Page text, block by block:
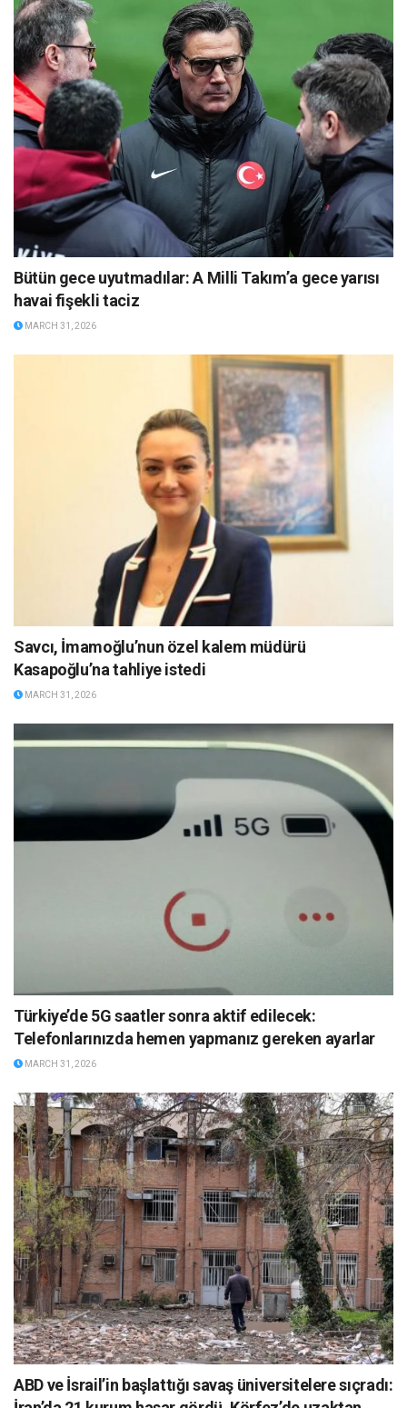
Bütün gece uyutmadılar: A Milli Takım’a gece yarısı
havai fişekli taciz
MARCH 31, 2026
Savcı, İmamoğlu’nun özel kalem müdürü
Kasapoğlu’na tahliye istedi
MARCH 31, 2026
Türkiye’de 5G saatler sonra aktif edilecek:
Telefonlarınızda hemen yapmanız gereken ayarlar
MARCH 31, 2026
ABD ve İsrail’in başlattığı savaş üniversitelere sıçradı: